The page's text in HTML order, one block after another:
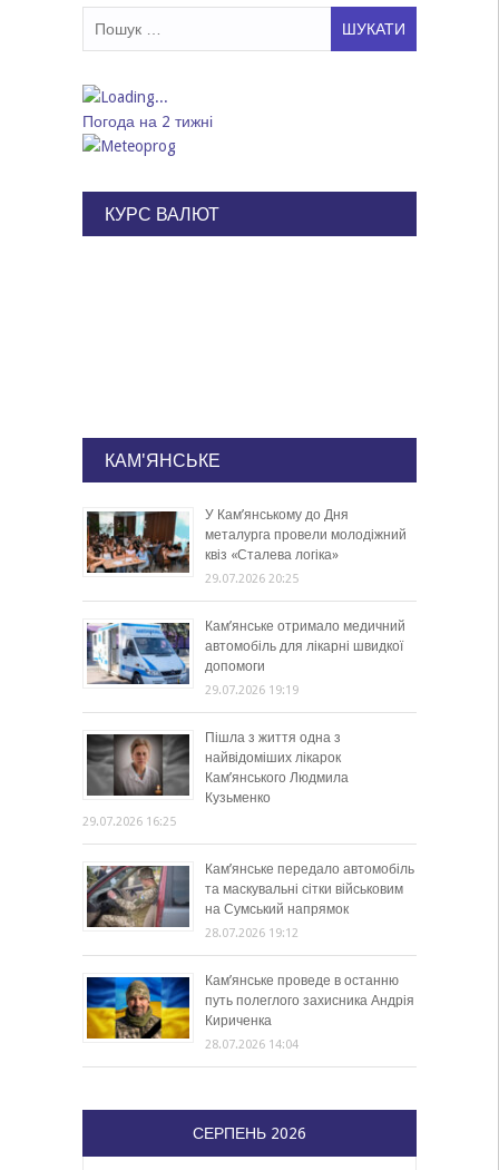
Погода на 2 тижні
КУРС ВАЛЮТ
КАМ'ЯНСЬКЕ
У Кам’янському до Дня
металурга провели молодіжний
квіз «Сталева логіка»
29.07.2026 20:25
Кам’янське отримало медичний
автомобіль для лікарні швидкої
допомоги
29.07.2026 19:19
Пішла з життя одна з
найвідоміших лікарок
Кам’янського Людмила
Кузьменко
29.07.2026 16:25
Кам’янське передало автомобіль
та маскувальні сітки військовим
на Сумський напрямок
28.07.2026 19:12
Кам’янське проведе в останню
путь полеглого захисника Андрія
Кириченка
28.07.2026 14:04
СЕРПЕНЬ 2026